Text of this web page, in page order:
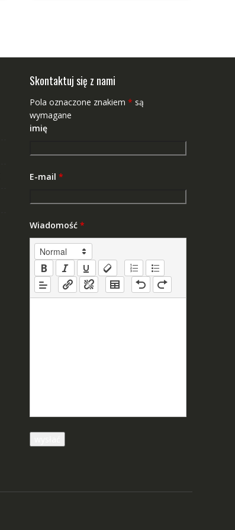
Skontaktuj się z nami
Pola oznaczone znakiem * są
wymagane
imię
E-mail *
Wiadomość *